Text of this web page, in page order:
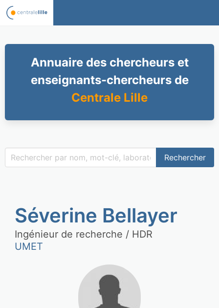
Annuaire des chercheurs et
enseignants-chercheurs de
Centrale Lille
Rechercher
Séverine Bellayer
Ingénieur de recherche / HDR
UMET